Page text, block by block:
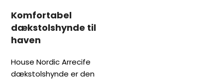
Komfortabel
dækstolshynde til
haven
House Nordic Arrecife
dækstolshynde er den